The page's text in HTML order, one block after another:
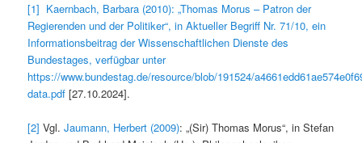
[1] Kaernbach, Barbara (2010): „Thomas Morus – Patron der
Regierenden und der Politiker“, in Aktueller Begriff Nr. 71/10, ein
Informationsbeitrag der Wissenschaftlichen Dienste des
Bundestages, verfügbar unter
https://www.bundestag.de/resource/blob/191524/
data.pdf [27.10.2024].
[2] Vgl.Jaumann, Herbert (2009): „(Sir) Thomas Morus“, in Stefan